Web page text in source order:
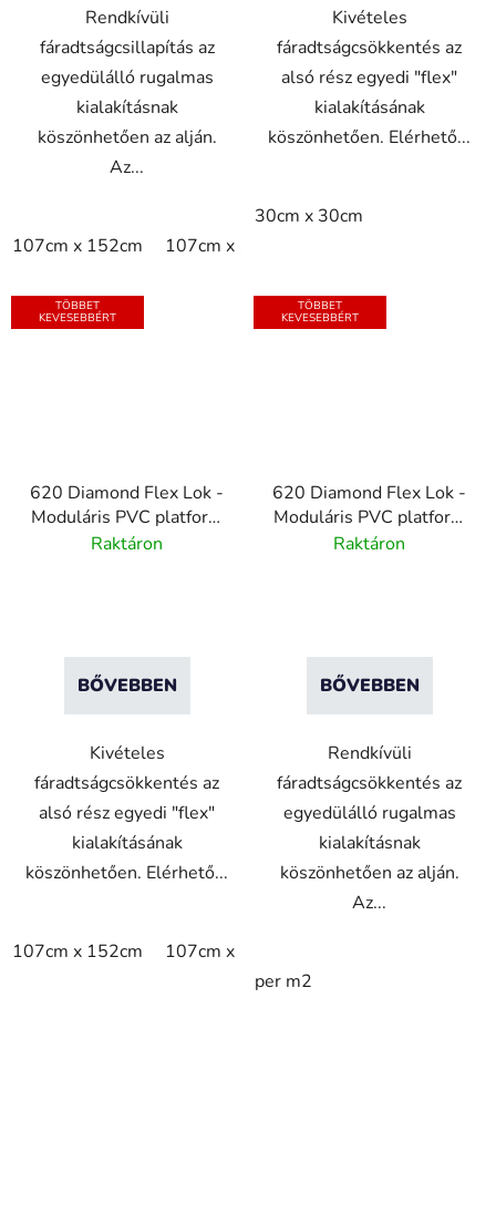
Rendkívüli
fáradtságcsillapítás az
egyedülálló rugalmas
kialakításnak
köszönhetően az alján.
Az...
107cm x 152cm 107cm x 183cm
Kivételes
fáradtságcsökkentés az
alsó rész egyedi "flex"
kialakításának
köszönhetően. Elérhető...
30cm x 30cm
TÖBBET
KEVESEBBÉRT
620 Diamond Flex Lok -
Moduláris PVC platform
csúszásgátló felülettel -
Raktáron
BŐVEBBEN
Kivételes
fáradtságcsökkentés az
alsó rész egyedi "flex"
kialakításának
köszönhetően. Elérhető...
107cm x 152cm 107cm x 183cm
TÖBBET
KEVESEBBÉRT
620 Diamond Flex Lok -
Moduláris PVC platform
csúszásgátló felülettel -
Raktáron
BŐVEBBEN
Rendkívüli
fáradtságcsökkentés az
egyedülálló rugalmas
kialakításnak
köszönhetően az alján.
Az...
per m2